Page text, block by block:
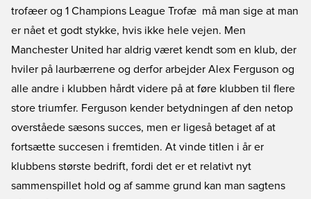
trofæer og 1 Champions League Trofæ  må man sige at man
er nået et godt stykke, hvis ikke hele vejen. Men
Manchester United har aldrig været kendt som en klub, der
hviler på laurbærrene og derfor arbejder Alex Ferguson og
alle andre i klubben hårdt videre på at føre klubben til flere
store triumfer. Ferguson kender betydningen af den netop
overståede sæsons succes, men er ligeså betaget af at
fortsætte succesen i fremtiden. At vinde titlen i år er
klubbens største bedrift, fordi det er et relativt nyt
sammenspillet hold og af samme grund kan man sagtens